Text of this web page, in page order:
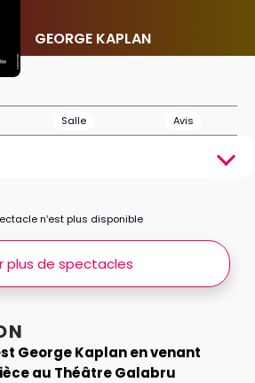
GEORGE KAPLAN
Salle Avis
George Kaplan en venant
au Théâtre Galabru
n’est plus disponible
plus de spectacles